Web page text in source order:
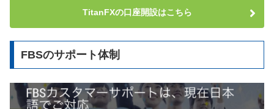
TitanFXの口座開設はこちら
FBSのサポート体制